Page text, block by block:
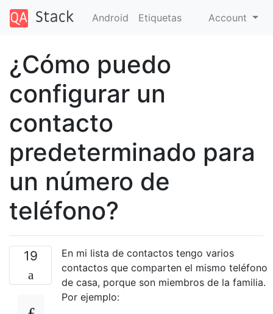
Android Etiquetas Account
¿Cómo puedo
configurar un
contacto
predeterminado para
un número de
teléfono?
19
En mi lista de contactos tengo varios
contactos que comparten el mismo teléfono
de casa, porque son miembros de la familia.
Por ejemplo: